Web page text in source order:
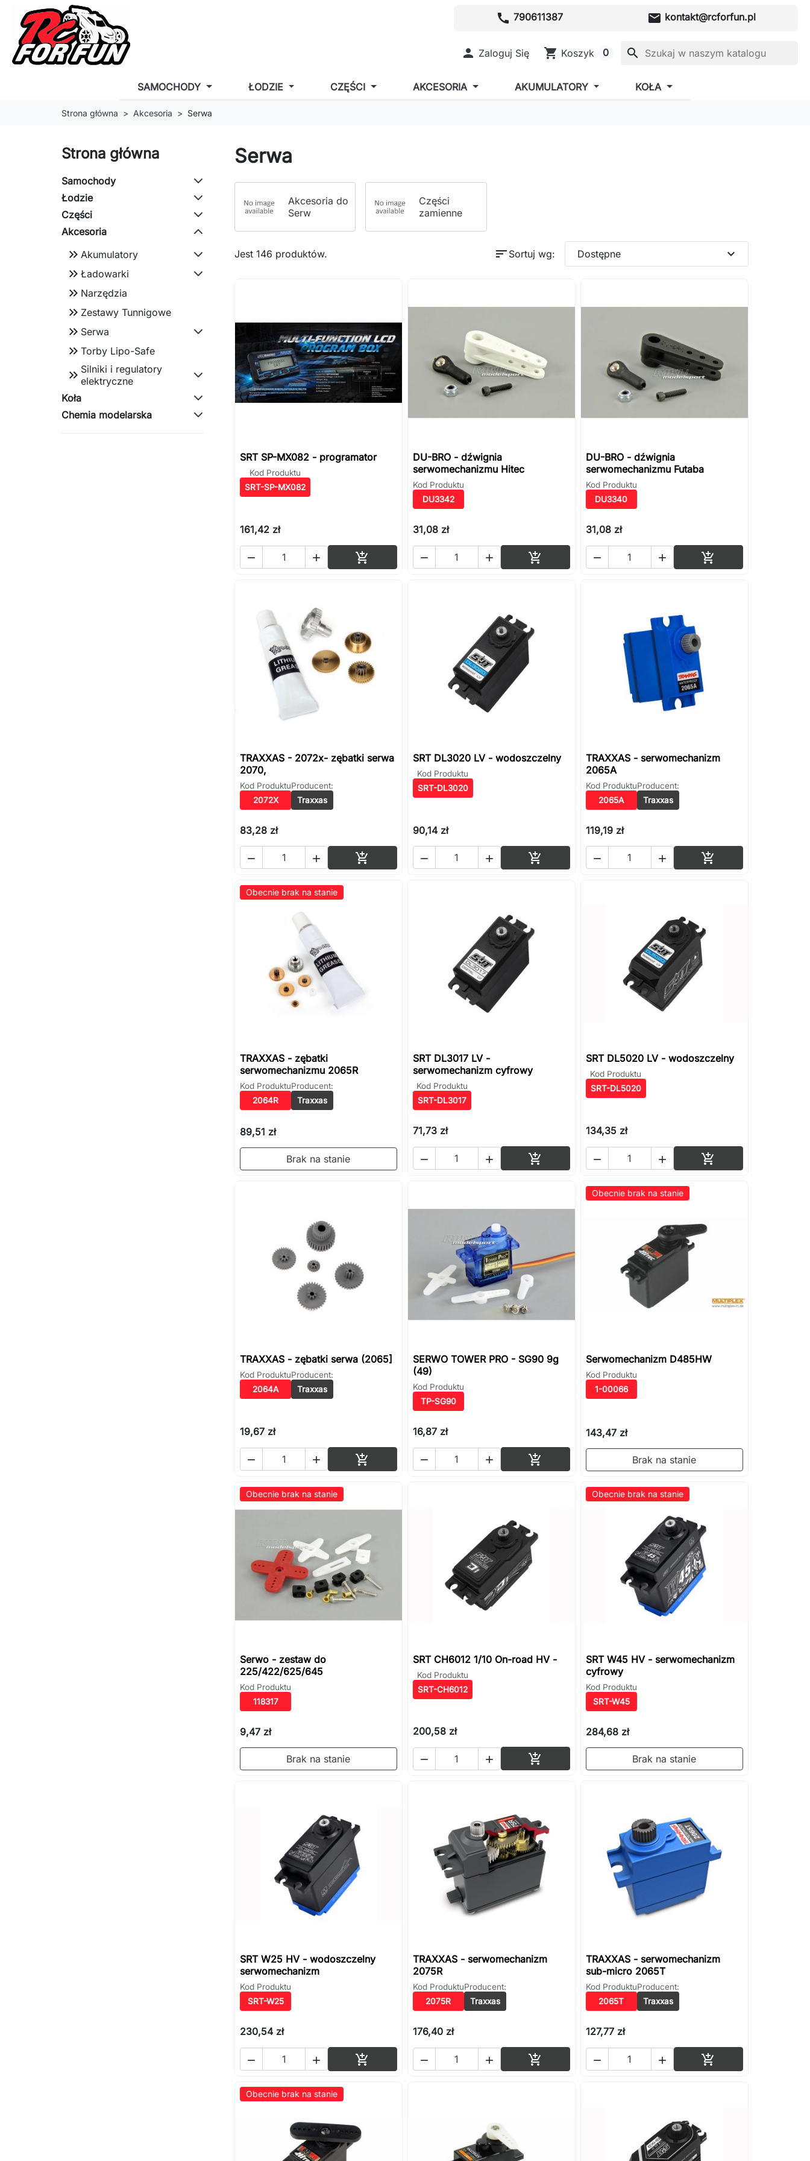
call 790611387 mail kontakt@rcforfun.pl
 Zaloguj Się shopping_cart Koszyk 0 search
SAMOCHODY ŁODZIE CZĘŚCI AKCESORIA AKUMULATORY KOŁA
Strona główna Akcesoria Serwa
Strona główna
Samochody
Łodzie
Części
Akcesoria
keyboard_double_arrow_right Akumulatory
keyboard_double_arrow_right Ładowarki
keyboard_double_arrow_right Narzędzia
keyboard_double_arrow_right Zestawy Tunnigowe
keyboard_double_arrow_right Serwa
keyboard_double_arrow_right Torby Lipo-Safe
keyboard_double_arrow_right Silniki i regulatory
elektryczne
Koła
Chemia modelarska
Serwa
Akcesoria do
Serw
Części
zamienne
Jest 146 produktów. sort Sortuj wg: Dostępne expand_more
SRT SP-MX082 - programator
Kod Produktu
SRT-SP-MX082
161,42 zł
   Dodaj do koszyka
DU-BRO - dźwignia
serwomechanizmu Hitec
Kod Produktu
DU3342
31,08 zł
   Dodaj do koszyka
DU-BRO - dźwignia
serwomechanizmu Futaba
Kod Produktu
DU3340
31,08 zł
  
TRAXXAS - 2072x- zębatki serwa
2070,
Kod Produktu
2072X
Producent:
Traxxas
83,28 zł
   Dodaj do koszyka
SRT DL3020 LV - wodoszczelny
Kod Produktu
SRT-DL3020
90,14 zł
   Dodaj do koszyka
TRAXXAS - serwomechanizm
2065A
Kod Produktu
2065A
Producent:
Traxxas
119,19 zł
  
Obecnie brak na stanie
TRAXXAS - zębatki
serwomechanizmu 2065R
Kod Produktu
2064R
Producent:
Traxxas
89,51 zł
Brak na stanie
SRT DL3017 LV -
serwomechanizm cyfrowy
Kod Produktu
SRT-DL3017
71,73 zł
   Dodaj do koszyka
SRT DL5020 LV - wodoszczelny
Kod Produktu
SRT-DL5020
134,35 zł
  
TRAXXAS - zębatki serwa (2065]
Kod Produktu
2064A
Producent:
Traxxas
19,67 zł
   Dodaj do koszyka
SERWO TOWER PRO - SG90 9g
(49)
Kod Produktu
TP-SG90
16,87 zł
  
Obecnie brak na stanie
Serwomechanizm D485HW
Kod Produktu
1-00066
143,47 zł
Brak na stanie
Obecnie brak na stanie
Serwo - zestaw do
225/422/625/645
Kod Produktu
118317
9,47 zł
Brak na stanie
SRT CH6012 1/10 On-road HV -
Kod Produktu
SRT-CH6012
200,58 zł
  
Obecnie brak na stanie
SRT W45 HV - serwomechanizm
cyfrowy
Kod Produktu
SRT-W45
284,68 zł
Brak na stanie
SRT W25 HV - wodoszczelny
serwomechanizm
Kod Produktu
SRT-W25
230,54 zł
   Dodaj do koszyka
TRAXXAS - serwomechanizm
2075R
Kod Produktu
2075R
Producent:
Traxxas
176,40 zł
   Dodaj do koszyka
TRAXXAS - serwomechanizm
sub-micro 2065T
Kod Produktu
2065T
Producent:
Traxxas
127,77 zł
  
Obecnie brak na stanie